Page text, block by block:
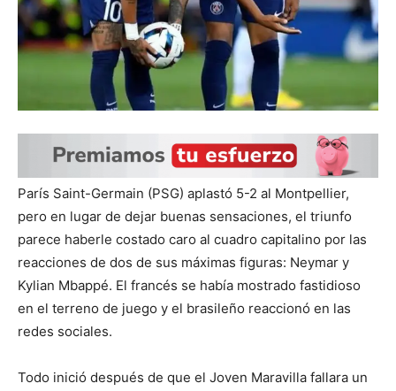
París Saint-Germain (PSG) aplastó 5-2 al Montpellier,
pero en lugar de dejar buenas sensaciones, el triunfo
parece haberle costado caro al cuadro capitalino por las
reacciones de dos de sus máximas figuras: Neymar y
Kylian Mbappé. El francés se había mostrado fastidioso
en el terreno de juego y el brasileño reaccionó en las
redes sociales.
Todo inició después de que el Joven Maravilla fallara un